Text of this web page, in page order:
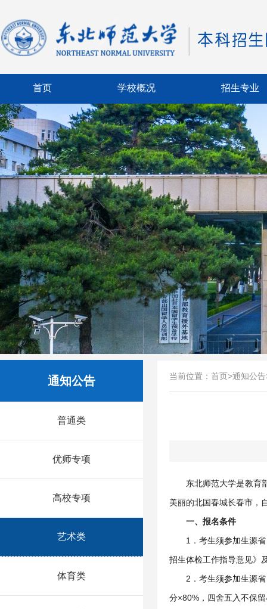
首页 学校概况 招生专业
通知公告
普通类
优师专项
高校专项
艺术类
体育类
当前位置： 首页>通知公告
东北师范大学是教育
美丽的北国春城长春市，
一、报名条件
1．考生须参加生源
招生体检工作指导意见》
2．考生须参加生源
分×80%，四舍五入不保